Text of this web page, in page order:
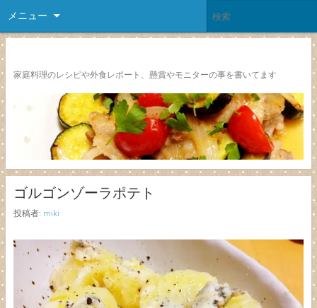
メニュー
家庭料理のレシピや外食レポート、懸賞やモニターの事を書いてます
ゴルゴンゾーラポテト
投稿者: miki